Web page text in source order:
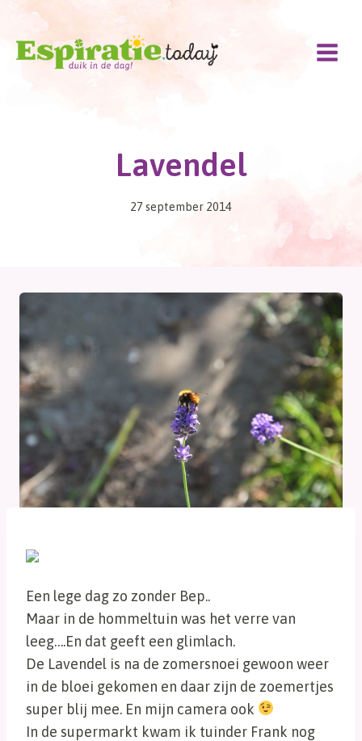
Doorgaan
inhoud
Lavendel
27 september 2014
Een lege dag zo zonder Bep..
Maar in de hommeltuin was het verre van
leeg….En dat geeft een glimlach.
De Lavendel is na de zomersnoei gewoon weer
in de bloei gekomen en daar zijn de zoemertjes
super blij mee. En mijn camera ook
In de supermarkt kwam ik tuinder Frank nog